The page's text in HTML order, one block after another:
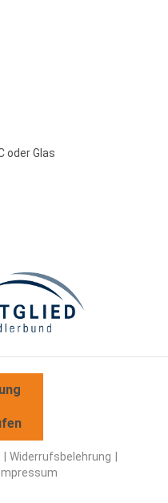
oder Glas
Widerrufsbelehrung
Impressum